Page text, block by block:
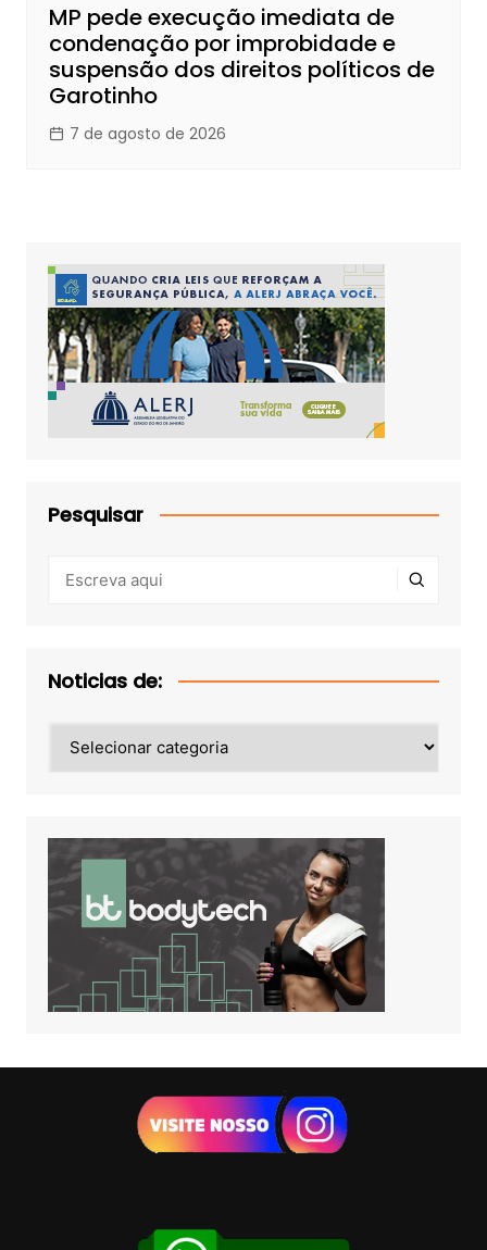
MP pede execução imediata de
condenação por improbidade e
suspensão dos direitos políticos de
Garotinho
7 de agosto de 2026
Pesquisar
Noticias de:
de: